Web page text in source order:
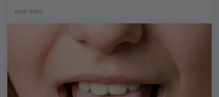
Xem thêm